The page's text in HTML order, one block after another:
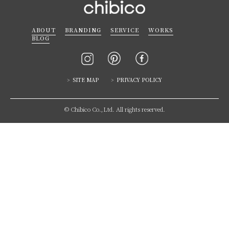
ABOUT BRANDING SERVICE
WORKS
BLOG
SITE MAP PRIVACY POLICY
© Chibico Co.,Ltd. All rights reserved.